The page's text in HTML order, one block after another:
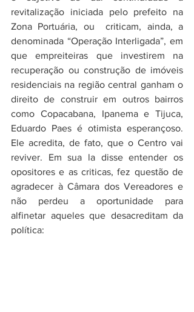
revitalização iniciada pelo prefeito na
Zona Portuária, ou  criticam, ainda, a
denominada “Operação Interligada”, em
que empreiteiras que investirem na
recuperação ou construção de imóveis
residenciais na região central ganham o
direito de construir em outros bairros
como Copacabana, Ipanema e Tijuca,
Eduardo Paes é otimista esperançoso.
Ele acredita, de fato, que o Centro vai
reviver. Em sua la disse entender os
opositores e as criticas, fez questão de
agradecer à Câmara dos Vereadores e
não perdeu a oportunidade para
alfinetar aqueles que desacreditam da
política: